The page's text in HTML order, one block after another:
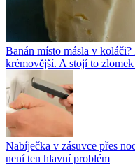
Banán místo másla v
krémovější. A stojí to
Nabíječka v zásuvce přes
není ten hlavní problém